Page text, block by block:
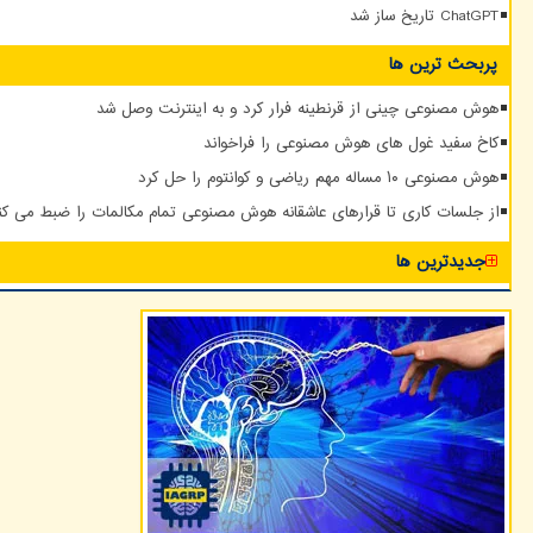
ChatGPT تاریخ ساز شد
پربحث ترین ها
هوش مصنوعی چینی از قرنطینه فرار کرد و به اینترنت وصل شد
کاخ سفید غول های هوش مصنوعی را فراخواند
هوش مصنوعی ۱۰ مساله مهم ریاضی و کوانتوم را حل کرد
از جلسات کاری تا قرارهای عاشقانه هوش مصنوعی تمام مکالمات را ضبط می
جدیدترین ها